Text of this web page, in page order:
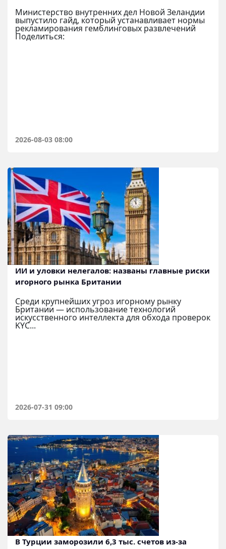
Министерство внутренних дел Новой Зеландии
выпустило гайд, который устанавливает нормы
рекламирования гемблинговых развлечений
Поделиться:
2026-08-03 08:00
ИИ и уловки нелегалов: названы главные риски
игорного рынка Британии
Среди крупнейших угроз игорному рынку
Британии — использование технологий
искусственного интеллекта для обхода проверок
KYC...
2026-07-31 09:00
В Турции заморозили 6,3 тыс. счетов из-за